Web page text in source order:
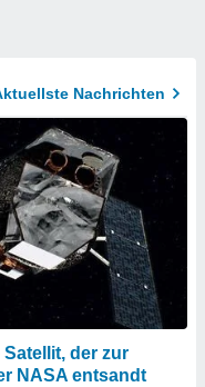
Nachrichten
der zur
NASA entsandt